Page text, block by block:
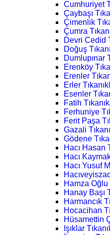
Cumhuriyet
Çaybaşı
Çimenlik
Çumra
Devri Cedid
Doğuş
Dumlupınar
Erenköy
Erenler
Erler
Esenler
Fatih
Ferhuniye
Ferit Paşa
Gazali
Gödene
Hacı Hasan
Hacı
Hacı Yusuf
Hamza Oğlu
Hanay Başı
Harmancık
Hocacihan
Hüsamettin
Işıklar